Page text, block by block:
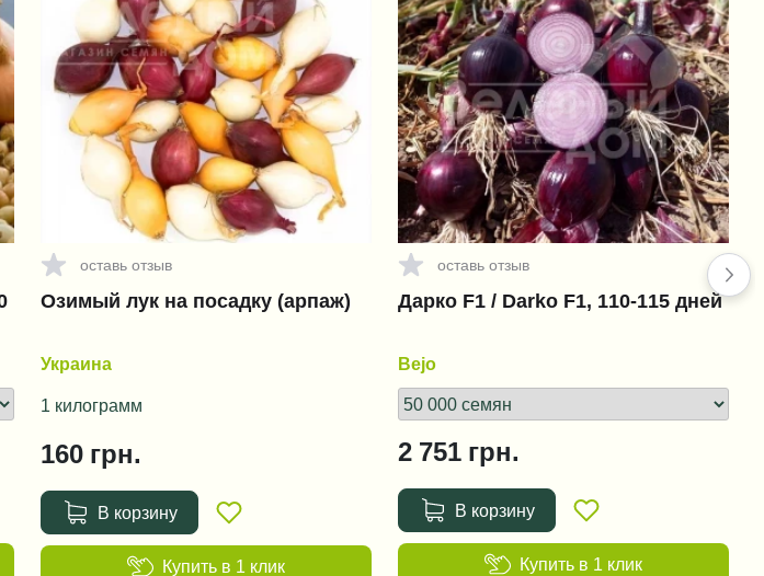
оставь отзыв
Озимый лук на посадку (арпаж)
Украина
1 килограмм
160 грн.
В корзину
Купить в 1 клик
оставь отзыв
Дарко F1 / Darko F1, 110-115 дней
Bejo
2 751 грн.
В корзину
Купить в 1 клик